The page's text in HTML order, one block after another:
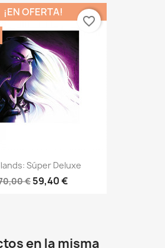
Súper Deluxe
€ 59,40 €
¡EN OFERTA!
favorite_border
en la misma